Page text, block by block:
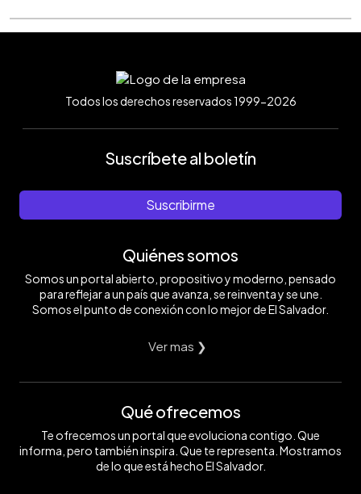
Todos los derechos reservados 1999-2026
Suscríbete al boletín
Suscribirme
Quiénes somos
Somos un portal abierto, propositivo y moderno, pensado
para reflejar a un país que avanza, se reinventa y se une.
Somos el punto de conexión con lo mejor de El Salvador.
Ver mas ❯
Qué ofrecemos
Te ofrecemos un portal que evoluciona contigo. Que
informa, pero también inspira. Que te representa. Mostramos
de lo que está hecho El Salvador.